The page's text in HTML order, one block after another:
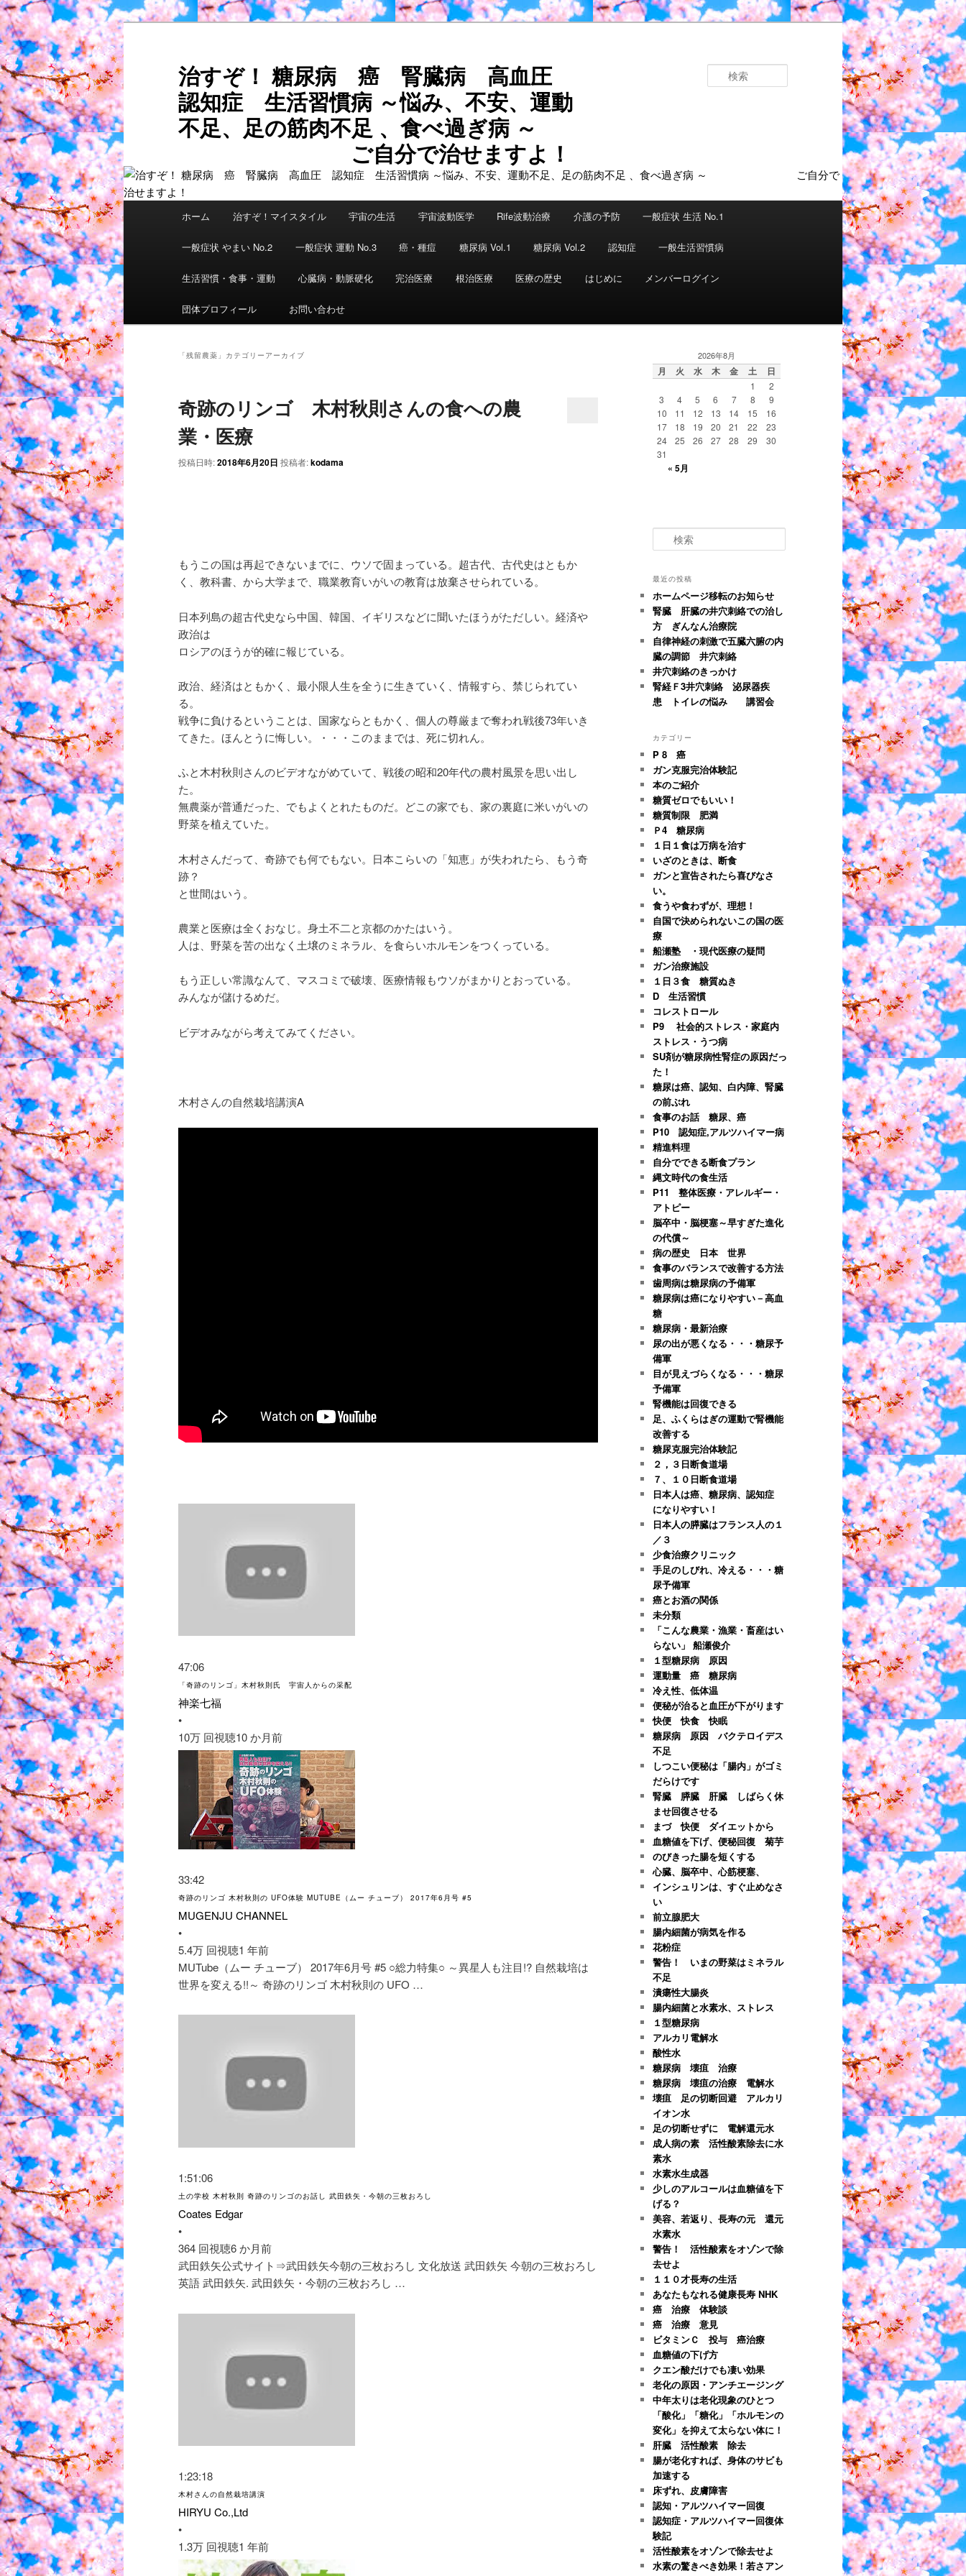
メ
イ
ン
コ
ン
テ
ン
ツ
へ
移
動
サ
ブ
コ
ン
テ
ン
ツ
へ
移
動
治すぞ！ 糖尿病 癌 腎臓病 高血圧
認知症 生活習慣病 ～悩み、不安、運動
不足、足の筋肉不足 、食べ過ぎ病 ～
ご自分で治せますよ！
ホーム 治すぞ！マイスタイル 宇宙の生活 宇宙波動医学 Rife波動治療 介護の予防 一般症状 生活 No.1
一般症状 やまい No.2 一般症状 運動 No.3 癌・種痘 糖尿病 Vol.1 糖尿病 Vol.2 認知症 一般生活習慣病
生活習慣・食事・運動 心臓病・動脈硬化 完治医療 根治医療 医療の歴史 はじめに メンバーログイン
団体プロフィール お問い合わせ
「残留農薬 」カテゴリーアーカイブ
奇跡のリンゴ 木村秋則さんの食への農
業・医療
投稿日時:2018年6月20日 投稿者:kodama
もうこの国は再起できないまでに、ウソで固まっている。超古代、古代史はともか
く、教科書、から大学まで、職業教育いがいの教育は放棄させられている。
日本列島の超古代史なら中国、韓国、イギリスなどに聞いたほうがただしい。経済や
政治は
ロシアのほうが的確に報じている。
政治、経済はともかく、最小限人生を全うに生きていく、情報すら、禁じられてい
る。
戦争に負けるということは、国家ならともかく、個人の尊厳まで奪われ戦後73年いき
てきた。ほんとうに悔しい。・・・このままでは、死に切れん。
ふと木村秋則さんのビデオながめていて、戦後の昭和20年代の農村風景を思い出し
た。
無農薬が普通だった、でもよくとれたものだ。どこの家でも、家の裏庭に米いがいの
野菜を植えていた。
木村さんだって、奇跡でも何でもない。日本こらいの「知恵」が失われたら、もう奇
跡？
と世間はいう。
農業と医療は全くおなじ。身土不二と京都のかたはいう。
人は、野菜を苦の出なく土壌のミネラル、を食らいホルモンをつくっている。
もう正しい常識なんて、マスコミで破壊、医療情報もウソがまかりとおっている。
みんなが儲けるめだ。
ビデオみながら考えてみてください。
木村さんの自然栽培講演A
47:06
「奇跡のリンゴ」木村秋則氏 宇宙人からの采配
神楽七福
•
10万 回視聴10 か月前
33:42
奇跡のリンゴ 木村秋則の UFO体験 MUTUBE（ムー チューブ） 2017年6月号 #5
MUGENJU CHANNEL
•
5.4万 回視聴1 年前
MUTube（ムー チューブ） 2017年6月号 #5 ○総力特集○ ～異星人も注目!? 自然栽培は
世界を変える!!～ 奇跡のリンゴ 木村秋則の UFO …
1:51:06
土の学校 木村秋則 奇跡のリンゴのお話し 武田鉄矢・今朝の三枚おろし
Coates Edgar
•
364 回視聴6 か月前
武田鉄矢公式サイト⇒武田鉄矢今朝の三枚おろし 文化放送 武田鉄矢 今朝の三枚おろし
英語 武田鉄矢. 武田鉄矢・今朝の三枚おろし …
1:23:18
木村さんの自然栽培講演
HIRYU Co.,Ltd
•
1.3万 回視聴1 年前
2026年8月
月 火 水 木 金 土 日
1
2
3
4 5 6 7 8
9
10
11 12 13 14 15
16
17
18 19 20 21 22
23
24
25 26 27 28 29
30
31
« 5月
索
最近の投稿
ホームページ移転のお知らせ
腎臓 肝臓の井穴刺絡での治し
方 ぎんなん治療院
自律神経の刺激で五臓六腑の内
臓の調節 井穴刺絡
井穴刺絡のきっかけ
腎経Ｆ3井穴刺絡 泌尿器疾
患 トイレの悩み 講習会
カテゴリー
P 8 癌
ガン克服完治体験記
本のご紹介
糖質ゼロでもいい！
糖質制限 肥満
Ｐ4 糖尿病
１日１食は万病を治す
いざのときは、断食
ガンと宣告されたら喜びなさ
い。
食うや食わずが、理想！
自国で決められないこの国の医
療
船瀬塾 ・現代医療の疑問
ガン治療施設
１日３食 糖質ぬき
D 生活習慣
コレストロール
P9 社会的ストレス・家庭内
ストレス・うつ病
SU剤が糖尿病性腎症の原因だっ
た！
糖尿は癌、認知、白内障、腎臓
の前ぶれ
食事のお話 糖尿、癌
P10 認知症,アルツハイマー病
精進料理
自分でできる断食プラン
縄文時代の食生活
P11 整体医療・アレルギー・
アトピー
脳卒中・脳梗塞～早すぎた進化
の代償～
病の歴史 日本 世界
食事のバランスで改善する方法
歯周病は糖尿病の予備軍
糖尿病は癌になりやすい－高血
糖
糖尿病・最新治療
尿の出が悪くなる・・・糖尿予
備軍
目が見えづらくなる・・・糖尿
予備軍
腎機能は回復できる
足、ふくらはぎの運動で腎機能
改善する
糖尿克服完治体験記
２，３日断食道場
７、１０日断食道場
日本人は癌、糖尿病、認知症
になりやすい！
日本人の膵臓はフランス人の１
／３
少食治療クリニック
手足のしびれ、冷える・・・糖
尿予備軍
癌とお酒の関係
未分類
「こんな農業・漁業・畜産はい
らない」 船瀬俊介
１型糖尿病 原因
運動量 癌 糖尿病
冷え性、低体温
便秘が治ると血圧が下がります
快便 快食 快眠
糖尿病 原因 バクテロイデス
不足
しつこい便秘は「腸内」がゴミ
だらけです
腎臓 膵臓 肝臓 しばらく休
ませ回復させる
まづ 快便 ダイエットから
血糖値を下げ、便秘回復 菊芋
のびきった腸を短くする
心臓、脳卒中、心筋梗塞、
インシュリンは、すぐ止めなさ
い
前立腺肥大
腸内細菌が病気を作る
花粉症
警告！ いまの野菜はミネラル
不足
潰瘍性大腸炎
腸内細菌と水素水、ストレス
１型糖尿病
アルカリ電解水
酸性水
糖尿病 壊疽 治療
糖尿病 壊疽の治療 電解水
壊疽 足の切断回避 アルカリ
イオン水
足の切断せずに 電解還元水
成人病の素 活性酸素除去に水
素水
水素水生成器
少しのアルコールは血糖値を下
げる？
美容、若返り、長寿の元 還元
水素水
警告！ 活性酸素をオゾンで除
去せよ
１１０才長寿の生活
あなたもなれる健康長寿 NHK
癌 治療 体験談
癌 治療 意見
ビタミンＣ 投与 癌治療
血糖値の下げ方
クエン酸だけでも凄い効果
老化の原因・アンチエージング
中年太りは老化現象のひとつ
「酸化」「糖化」「ホルモンの
変化」を抑えて太らない体に！
肝臓 活性酸素 除去
腸が老化すれば、身体のサビも
加速する
床ずれ、皮膚障害
認知・アルツハイマー回復
認知症・アルツハイマー回復体
験記
活性酸素をオゾンで除去せよ
水素の驚きべき効果！若さアン